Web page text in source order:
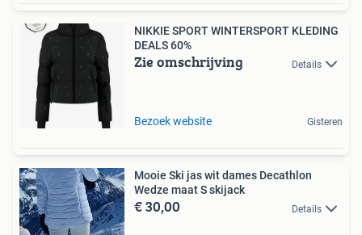
NIKKIE SPORT WINTERSPORT KLEDING
DEALS 60%
Zie omschrijving Details
Bezoek website Gisteren
Mooie Ski jas wit dames Decathlon
Wedze maat S skijack
€ 30,00 Details